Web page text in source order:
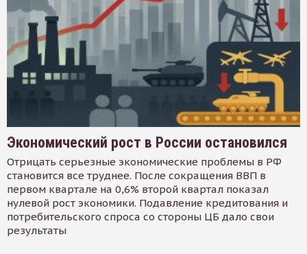
Экономический рост в России остановился
Отрицать серьезные экономические проблемы в РФ
становится все труднее. После сокращения ВВП в
первом квартале на 0,6% второй квартал показал
нулевой рост экономики. Подавление кредитования и
потребительского спроса со стороны ЦБ дало свои
результаты